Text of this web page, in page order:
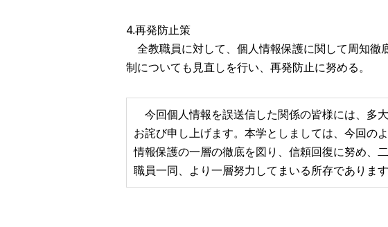
4.再発防止策
全教職員に対して、個人情報保護に関して周知徹
制についても見直しを行い、再発防止に努める。
今回個人情報を誤送信した関係の皆様には、多
お詫び申し上げます。本学としましては、今回の
情報保護の一層の徹底を図り、信頼回復に努め、
職員一同、より一層努力してまいる所存であります